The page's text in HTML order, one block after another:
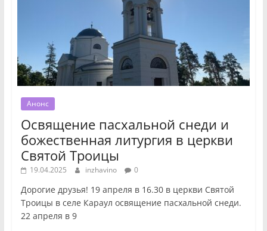
Анонс
Освящение пасхальной снеди и
божественная литургия в церкви
Святой Троицы
19.04.2025 inzhavino 0
Дорогие друзья! 19 апреля в 16.30 в церкви Святой
Троицы в селе Караул освящение пасхальной снеди.
22 апреля в 9